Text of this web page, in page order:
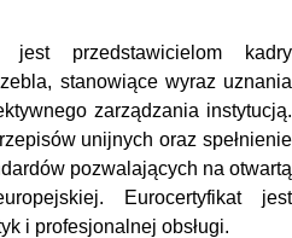
jest przedstawicielom kadry
stanowiące wyraz uznania
zarządzania instytucją.
unijnych oraz spełnienie
pozwalających na otwartą
Eurocertyfikat jest
i profesjonalnej obsługi.